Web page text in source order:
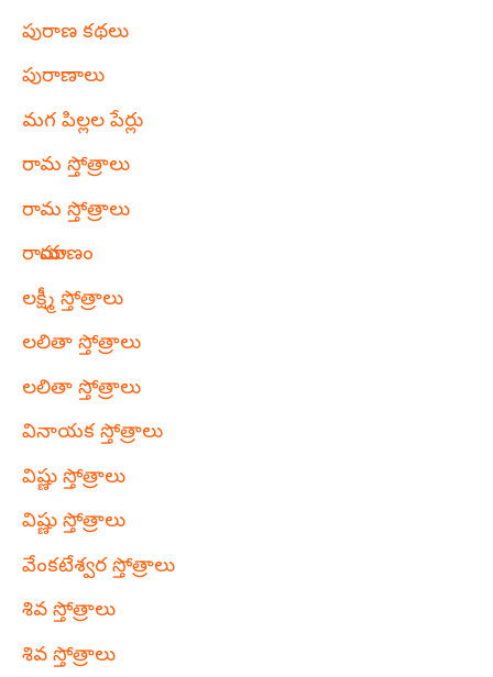
పురాణ కథలు
పురాణాలు
మగ పిల్లల పేర్లు
రామ స్తోత్రాలు
రామ స్తోత్రాలు
రామాయణం
లక్ష్మీ స్తోత్రాలు
లలితా స్తోత్రాలు
లలితా స్తోత్రాలు
వినాయక స్తోత్రాలు
విష్ణు స్తోత్రాలు
విష్ణు స్తోత్రాలు
వేంకటేశ్వర స్తోత్రాలు
శివ స్తోత్రాలు
శివ స్తోత్రాలు